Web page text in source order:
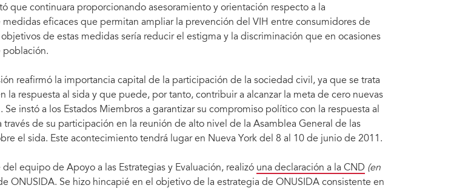
que continuara proporcionando asesoramiento y orientación respecto a la
eficaces que permitan ampliar la prevención del VIH entre consumidores de
de estas medidas sería reducir el estigma y la discriminación que en ocasiones
población.
reafirmó la importancia capital de la participación de la sociedad civil, ya que se trata
la respuesta al sida y que puede, por tanto, contribuir a alcanzar la meta de cero nuevas
Se instó a los Estados Miembros a garantizar su compromiso político con la respuesta al
través de su participación en la reunión de alto nivel de la Asamblea General de las
el sida. Este acontecimiento tendrá lugar en Nueva York del 8 al 10 de junio de 2011.
del equipo de Apoyo a las Estrategias y Evaluación, realizó una declaración a la CND (en
ONUSIDA. Se hizo hincapié en el objetivo de la estrategia de ONUSIDA consistente en